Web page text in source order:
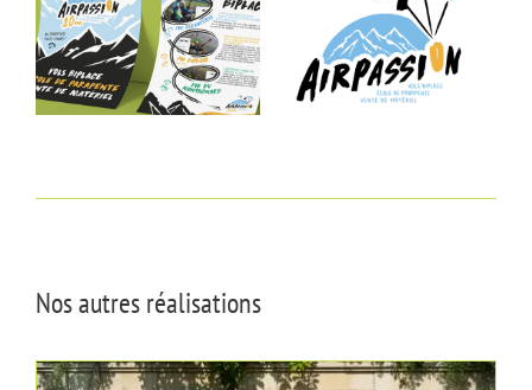
Nos autres réalisations